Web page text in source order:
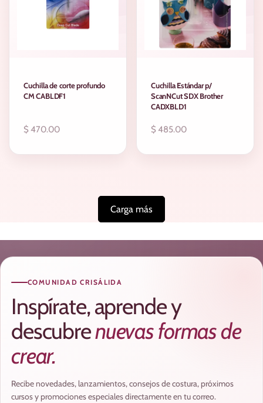
Cuchilla de corte profundo
CM CABLDF1
Precio
$ 470.00
Cuchilla Estándar p/
ScanNCut SDX Brother
CADXBLD1
Precio
$ 485.00
Carga más
COMUNIDAD CRISÁLIDA
Inspírate, aprende y
descubrenuevas formas de
crear.
Recibe novedades, lanzamientos, consejos de costura, próximos
cursos y promociones especiales directamente en tu correo.